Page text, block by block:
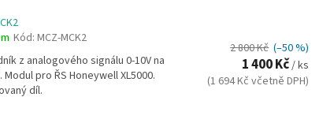
Kód: MCZ-MCK2
z analogového signálu 0-10V na
Modul pro ŘS Honeywell XL5000.
díl.
2 800 Kč (–50 %)
1 400 Kč/ ks
(1 694 Kč včetně DPH)